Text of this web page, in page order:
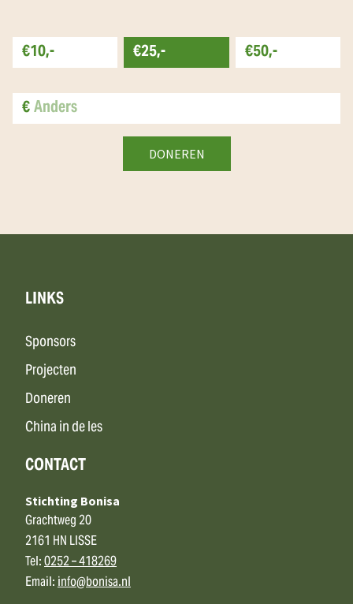
€10,- €25,-
€50,-
€
LINKS
Sponsors
Projecten
Doneren
China in de les
CONTACT
Stichting Bonisa
Grachtweg 20
2161 HN LISSE
Tel:0252 – 418269
Email:info@bonisa.nl